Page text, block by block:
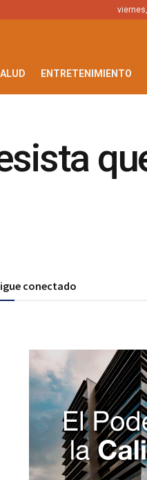
ENTRETENIMIENTO
conectado